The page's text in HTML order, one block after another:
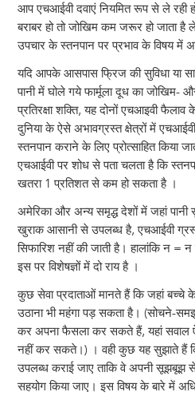
आप एचआईवी दवाएं नियमित रूप से ले
बराबर हो तो जोखिम कम जरूर हो जाता है
उपचार के स्तनपान पर प्रभाव के विषय में
यदि आपके आसपास फ्रिज की सुविधा या
पानी में घोले गये फार्मूला दूध का जोखिम-
प्रतिरक्षा शक्ति, यह दोनों एचआइवी फैलाव
दुनिया के ऐसे अभावग्रस्त क्षेत्रों में
स्तनपान कराने के लिए प्रोत्साहित किया
एचआईवी पर शोध से पता चलता है कि
खतरा 1 प्रतिशत से कम हो सकता है ।
अमेरिका और अन्य समृद्ध देशों में जहां पानी
खुराक आसानी से उपलब्ध है, एचआईवी
सिफारिश नहीं की जाती है। हालांकि न =
इस पर विशेषज्ञों में दो राय है ।
कुछ सेवा प्रदाताओं मानते हैं कि जहां बच्चे
उठाना भी महंगा पड़ सकता है। (सोचने-
कर अपना फैसला कर सकते हैं, यहां
नहीं कर सकते।) । वही कुछ यह सुझाते हैं
उपलब्ध कराई जाए ताकि वे अपनी सूझबूझ
सहयोग किया जाए। इस विषय के बारे में